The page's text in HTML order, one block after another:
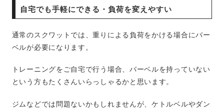
自宅でも手軽にできる・負荷を変えやすい
通常のスクワットでは、重りによる負荷をかける場合にバー
ベルが必要になります。
トレーニングをご自宅で行う場合、バーベルを持っていない
という方もたくさんいらっしゃるかと思います。
ジムなどでは問題ないかもしれませんが、ケトルベルやダン